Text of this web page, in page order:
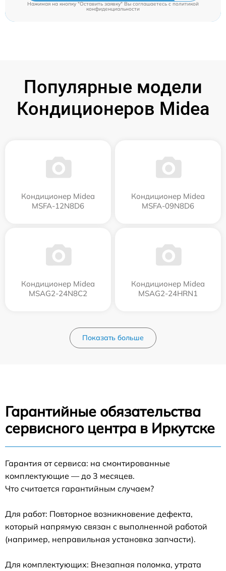
Нажимая на кнопку "Оставить заявку" Вы соглашаетесь cполитикой
конфиденциальности
Популярные модели
Кондиционеров Midea
Кондиционер Midea
MSFA-12N8D6
Кондиционер Midea
MSFA-09N8D6
Кондиционер Midea
MSAG2-24N8C2
Кондиционер Midea
MSAG2-24HRN1
Показать больше
Гарантийные обязательства
сервисного центра в Иркутске
Гарантия от сервиса: на смонтированные
комплектующие — до 3 месяцев.
Что считается гарантийным случаем?
Для работ: Повторное возникновение дефекта,
который напрямую связан с выполненной работой
(например, неправильная установка запчасти).
Для комплектующих: Внезапная поломка, утрата